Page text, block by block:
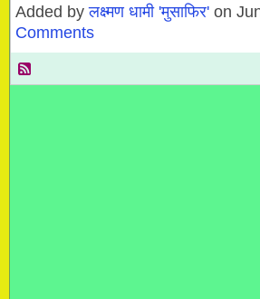
Added byलक्ष्मण धामी 'मुसाफिर' on
Comments